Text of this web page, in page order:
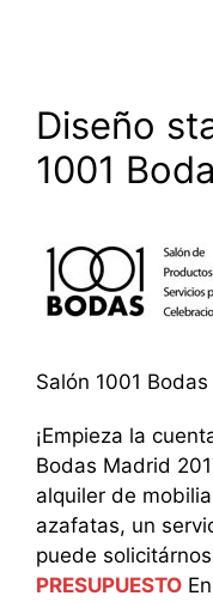
Diseño
1001
Salón 1001
¡Empieza la
Bodas Madrid
alquiler de
azafatas, un
puede
PRESUPUESTO